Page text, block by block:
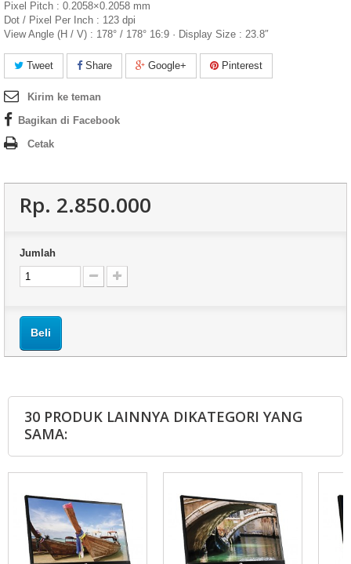
Pixel Pitch : 0.2058×0.2058 mm
Dot / Pixel Per Inch : 123 dpi
View Angle (H / V) : 178° / 178° 16:9 · Display Size : 23.8″
Tweet Share Google+ Pinterest
Kirim ke teman
Bagikan di Facebook
Cetak
Rp‎. 2.850.000
Jumlah
Beli
30 PRODUK LAINNYA DIKATEGORI YANG
SAMA: